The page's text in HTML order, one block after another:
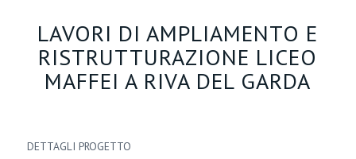
LAVORI DI AMPLIAMENTO E
RISTRUTTURAZIONE LICEO
MAFFEI A RIVA DEL GARDA
DETTAGLI PROGETTO